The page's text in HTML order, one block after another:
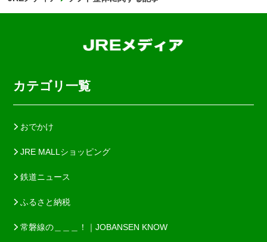
カテゴリ一覧
おでかけ
JRE MALLショッピング
鉄道ニュース
ふるさと納税
常磐線の＿＿＿！｜JOBANSEN KNOW